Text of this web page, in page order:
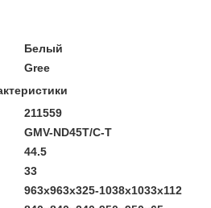
Белый
Gree
211559
GMV-ND45T/C-T
44.5
33
963x963x325-1038x1033x112